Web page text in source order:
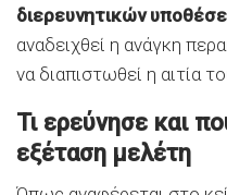
διερευνητικών
αναδειχθεί η ανάγκη
να διαπιστωθεί η αιτία
Τι ερεύνησε και
εξέταση μελέτη